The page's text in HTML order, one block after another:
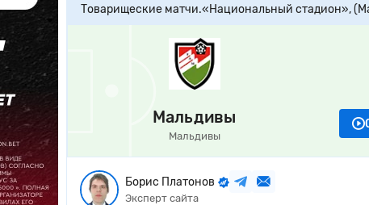
Товарищеские матчи.«Национальный стадион»,
Мальдивы
Мальдивы
Борис Платонов
Эксперт сайта